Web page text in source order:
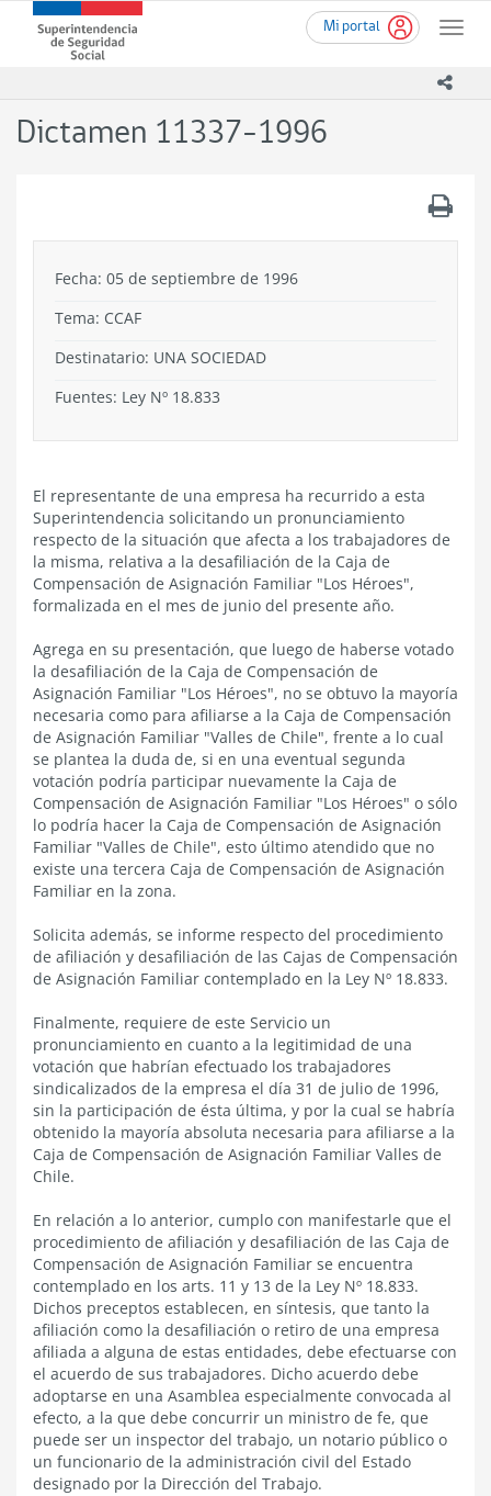
contenido
Mi portal
Toggle
Superintendencia
de
-
Dictamen 11337-1996
Fecha: 05 de septiembre de 1996
Tema: CCAF
Destinatario: UNA SOCIEDAD
Fuentes: Ley Nº 18.833
El representante de una empresa ha recurrido a esta
Superintendencia solicitando un pronunciamiento
respecto de la situación que afecta a los trabajadores de
la misma, relativa a la desafiliación de la Caja de
Compensación de Asignación Familiar "Los Héroes",
formalizada en el mes de junio del presente año.
Agrega en su presentación, que luego de haberse votado
la desafiliación de la Caja de Compensación de
Asignación Familiar "Los Héroes", no se obtuvo la mayoría
necesaria como para afiliarse a la Caja de Compensación
de Asignación Familiar "Valles de Chile", frente a lo cual
se plantea la duda de, si en una eventual segunda
votación podría participar nuevamente la Caja de
Compensación de Asignación Familiar "Los Héroes" o sólo
lo podría hacer la Caja de Compensación de Asignación
Familiar "Valles de Chile", esto último atendido que no
existe una tercera Caja de Compensación de Asignación
Familiar en la zona.
Solicita además, se informe respecto del procedimiento
de afiliación y desafiliación de las Cajas de Compensación
de Asignación Familiar contemplado en la Ley Nº 18.833.
Finalmente, requiere de este Servicio un
pronunciamiento en cuanto a la legitimidad de una
votación que habrían efectuado los trabajadores
sindicalizados de la empresa el día 31 de julio de 1996,
sin la participación de ésta última, y por la cual se habría
obtenido la mayoría absoluta necesaria para afiliarse a la
Caja de Compensación de Asignación Familiar Valles de
Chile.
En relación a lo anterior, cumplo con manifestarle que el
procedimiento de afiliación y desafiliación de las Caja de
Compensación de Asignación Familiar se encuentra
contemplado en los arts. 11 y 13 de la Ley Nº 18.833.
Dichos preceptos establecen, en síntesis, que tanto la
afiliación como la desafiliación o retiro de una empresa
afiliada a alguna de estas entidades, debe efectuarse con
el acuerdo de sus trabajadores. Dicho acuerdo debe
adoptarse en una Asamblea especialmente convocada al
efecto, a la que debe concurrir un ministro de fe, que
puede ser un inspector del trabajo, un notario público o
un funcionario de la administración civil del Estado
designado por la Dirección del Trabajo.